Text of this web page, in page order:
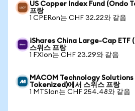
US Copper Index Fund (Ondo
프랑
1 CPERon는 CHF 32.22와 같음
iShares China Large-Cap ETF
스위스 프랑
1 FXIon는 CHF 23.29와 같음
MACOM Technology
Tokenized)에서 스위스 프랑
1 MTSIon는 CHF 254.48와 같음